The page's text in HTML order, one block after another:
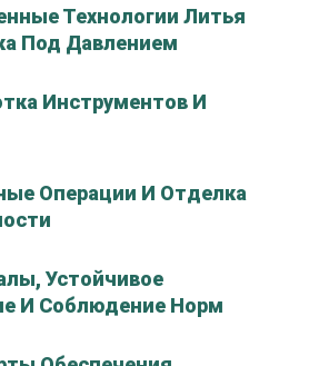
Технологии Литья
Под Давлением
Инструментов И
Операции И Отделка
Устойчивое
И Соблюдение Норм